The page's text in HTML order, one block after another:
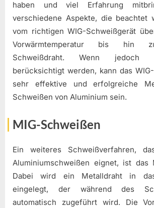
haben und viel Erfahrung
verschiedene Aspekte, die beachtet
vom richtigen WIG-Schweißgerät
Vorwärmtemperatur bis hin
Schweißdraht. Wenn jedoch
berücksichtigt werden, kann das
sehr effektive und erfolgreiche
Schweißen von Aluminium sein.
MIG-Schweißen
Ein weiteres Schweißverfahren,
Aluminiumschweißen eignet, ist das
Dabei wird ein Metalldraht in
eingelegt, der während des
automatisch zugeführt wird. Die